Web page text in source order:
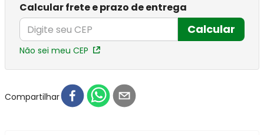
Calcular frete e prazo de entrega
Calcular
Não sei meu CEP
Compartilhar